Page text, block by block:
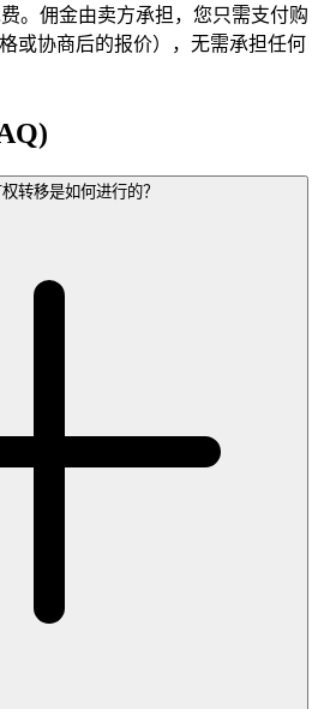
。佣金由卖方承担，您只需支付购
或协商后的报价），无需承担任何
转移是如何进行的？